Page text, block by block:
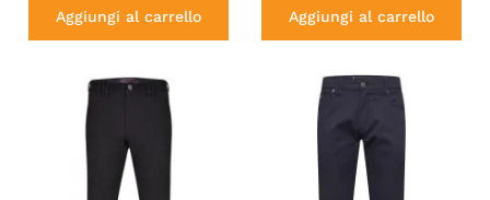
Aggiungi al carrello Aggiungi al carrello